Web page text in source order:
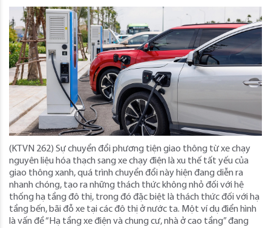
(KTVN 262) Sự chuyển đổi phương tiện giao thông từ xe chạy
nguyên liệu hóa thạch sang xe chạy điện là xu thế tất yếu của
giao thông xanh, quá trình chuyển đổi này hiện đang diễn ra
nhanh chóng, tạo ra những thách thức không nhỏ đối với hệ
thống hạ tầng đô thị, trong đó đặc biệt là thách thức đối với hạ
tầng bến, bãi đỗ xe tại các đô thị ở nước ta. Một ví dụ điển hình
là vấn đề “Hạ tầng xe điện và chung cư, nhà ở cao tầng” đang